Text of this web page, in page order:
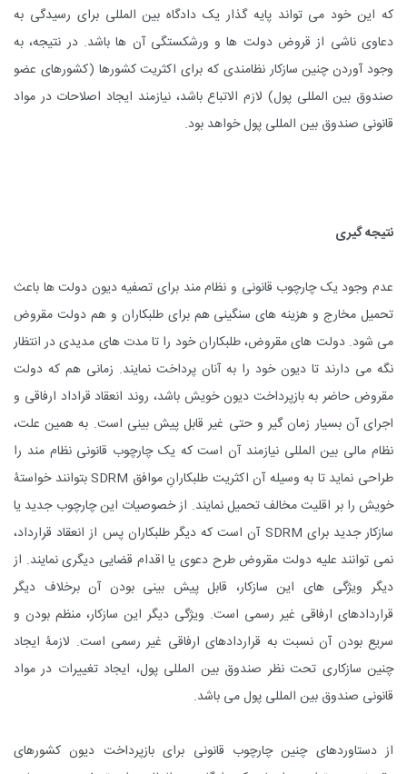
که این خود می تواند پایه گذار یک دادگاه بین المللی برای رسیدگی به
دعاوی ناشی از قروض دولت ها و ورشکستگی آن ها باشد. در نتیجه، به
وجود آوردن چنین سازکار نظامندی که برای اکثریت کشورها (کشورهای عضو
صندوق بین المللی پول) لازم الاتباع باشد، نیازمند ایجاد اصلاحات در مواد
قانونی صندوق بین المللی پول خواهد بود.
نتیجه گیری
عدم وجود یک چارچوب قانونی و نظام مند برای تصفیه دیون دولت ها باعث
تحمیل مخارج و هزینه های سنگینی هم برای طلبکاران و هم دولت مقروض
می شود. دولت های مقروض، طلبکاران خود را تا مدت های مدیدی در انتظار
نگه می دارند تا دیون خود را به آنان پرداخت نمایند. زمانی هم که دولت
مقروض حاضر به بازپرداخت دیون خویش باشد، روند انعقاد قراداد ارفاقی و
اجرای آن بسیار زمان گیر و حتی غیر قابل پیش بینی است. به همین علت،
نظام مالی بین المللی نیازمند آن است که یک چارچوب قانونی نظام مند را
طراحی نماید تا به وسیله آن اکثریت طلبکارانِ موافق SDRMبتوانند خواستۀ
خویش را بر اقلیت مخالف تحمیل نمایند. از خصوصیات این چارچوب جدید یا
سازکار جدید برای SDRM آن است که دیگر طلبکاران پس از انعقاد قرارداد،
نمی توانند علیه دولت مقروض طرح دعوی یا اقدام قضایی دیگری نمایند. از
دیگر ویژگی های این سازکار، قابل پیش بینی بودن آن برخلاف دیگر
قراردادهای ارفاقی غیر رسمی است. ویژگی دیگر این سازکار، منظم بودن و
سریع بودن آن نسبت به قراردادهای ارفاقی غیر رسمی است. لازمۀ ایجاد
چنین سازکاری تحت نظر صندوق بین المللی پول، ایجاد تغییرات در مواد
قانونی صندوق بین المللی پول می باشد.
از دستاوردهای چنین چارچوب قانونی برای بازپرداخت دیون کشورهای